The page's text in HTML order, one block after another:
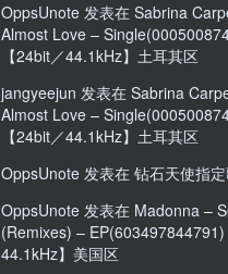
OppsUnote 发表在 Sabrina
Almost Love –
【24bit／44.1kHz】土耳其区
jangyeejun 发表在 Sabrina
Almost Love –
【24bit／44.1kHz】土耳其区
OppsUnote 发表在 钻石天使指
OppsUnote 发表在 Madonna –
(Remixes) – EP(603497844791)
44.1kHz】美国区